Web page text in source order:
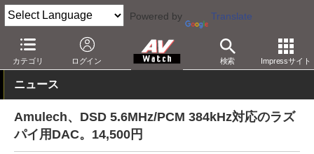
Powered by Translate
カテゴリ ログイン 検索 Impressサイト
AV Watch 製品 PC周辺機器
ニュース
Amulech、DSD 5.6MHz/PCM 384kHz対応のラズ
パイ用DAC。14,500円